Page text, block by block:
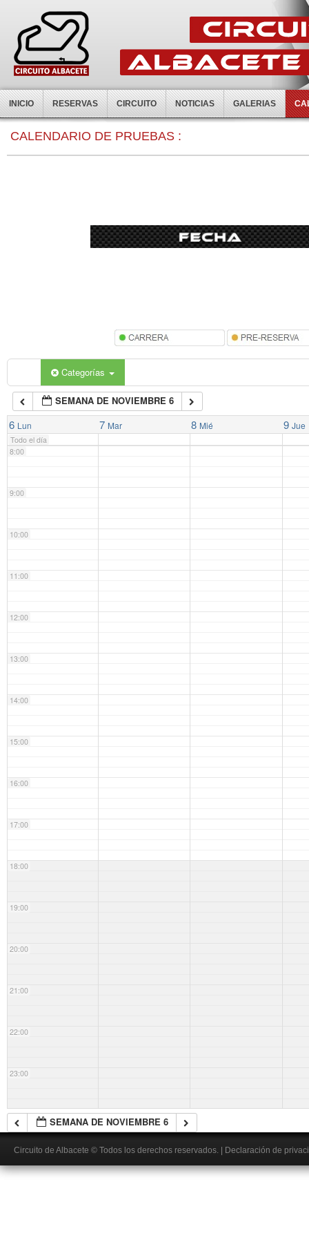
INICIO RESERVAS CIRCUITO NOTICIAS GALERIAS
CALENDARIO DE PRUEBAS :
Categorías
SEMANA DE NOVIEMBRE 6
6 Lun 7 Mar 8 Mié 9 Jue
Todo el día
0:00
7:00
8:00
9:00
10:00
11:00
12:00
13:00
14:00
15:00
16:00
17:00
18:00
19:00
20:00
21:00
22:00
23:00
SEMANA DE NOVIEMBRE 6
Circuito de Albacete © Todos los derechos reservados. Declaración de